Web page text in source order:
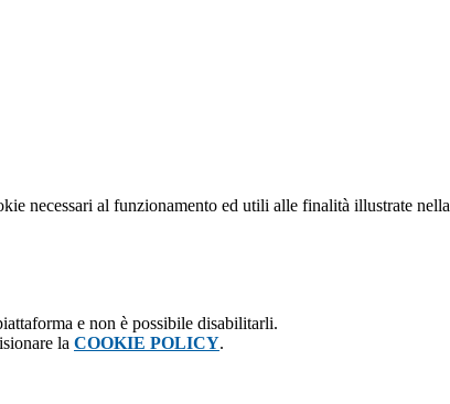
necessari al funzionamento ed utili alle finalità illustrate nella
e non è possibile disabilitarli.
la COOKIE POLICY.